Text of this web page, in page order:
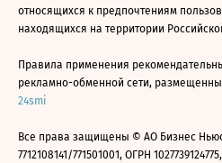
относящихся к предпочтениям
находящихся на территории
Правила применения
рекламно-обменной сети,
24smi
Все права защищены © АО Бизнес
7712108141/771501001, ОГРН